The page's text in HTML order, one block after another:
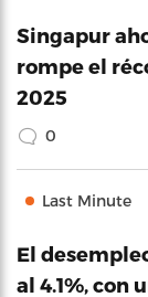
Singapur
rompe el
2025
0
Last Minute
El
al 4.1%, con